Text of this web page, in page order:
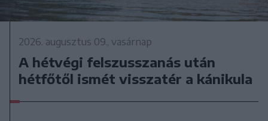
2026. augusztus 09., vasárnap
A hétvégi felszusszanás után
hétfőtől ismét visszatér a kánikula